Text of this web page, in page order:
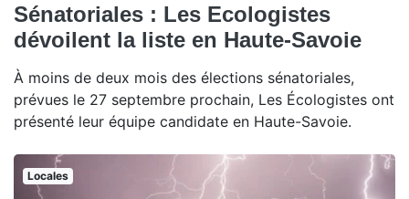
Sénatoriales : Les Ecologistes
dévoilent la liste en Haute-Savoie
À moins de deux mois des élections sénatoriales,
prévues le 27 septembre prochain, Les Écologistes ont
présenté leur équipe candidate en Haute-Savoie.
Locales